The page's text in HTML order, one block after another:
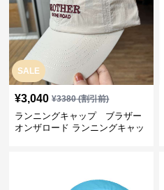
SALE
¥3,040 ¥3380(割引前)
ランニングキャップ ブラザー
オンザロード ランニングキャッ